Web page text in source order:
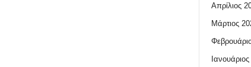
Απρίλιος
Μάρτιος